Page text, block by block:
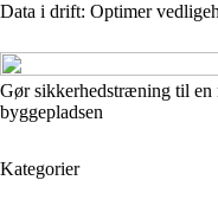
Data i drift: Optimer
Gør sikkerhedstræning til en
byggepladsen
Kategorier